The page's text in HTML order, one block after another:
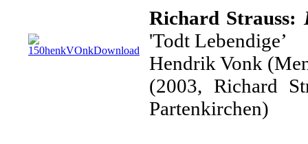
Richard Strauss:
'Todt Lebendige’
Hendrik Vonk
(2003, Richard
Partenkirchen)